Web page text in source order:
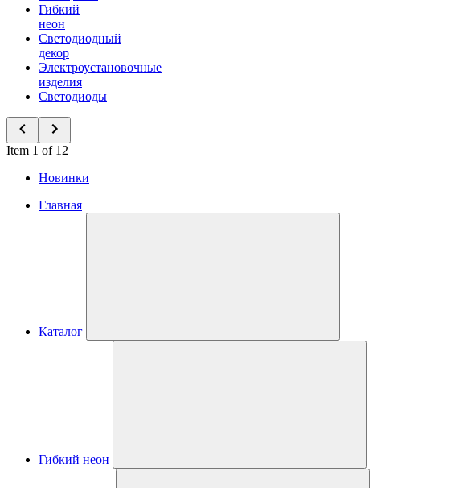
Гибкий
неон
Светодиодный
декор
Электроустановочные
изделия
Светодиоды
Item 1 of 12
Новинки
Главная
Каталог
Гибкий неон